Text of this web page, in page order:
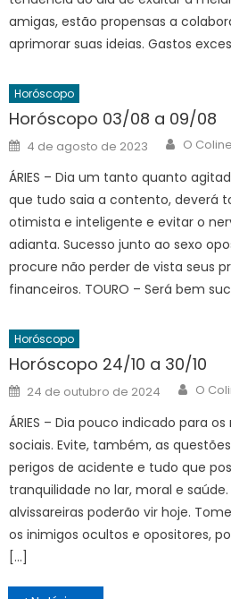
amigas, estão propensas a
aprimorar suas ideias. Gastos
Horóscopo
Horóscopo 03/08 a 09/08
Posted
on
4 de agosto de 2023 Author
O
ÁRIES – Dia um tanto quanto
que tudo saia a contento, deverá
otimista e inteligente e evitar o
adianta. Sucesso junto ao sexo
procure não perder de vista seus
financeiros. TOURO – Será bem
Horóscopo
Horóscopo 24/10 a 30/10
Posted
on
24 de outubro de 2024 O
ÁRIES – Dia pouco indicado para
sociais. Evite, também, as
perigos de acidente e tudo que
tranquilidade no lar, moral e
alvissareiras poderão vir hoje.
os inimigos ocultos e opositores,
[…]